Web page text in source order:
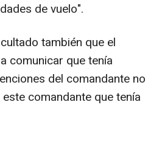
de vuelo".
también que el
comunicar que tenía
del comandante no
comandante que tenía